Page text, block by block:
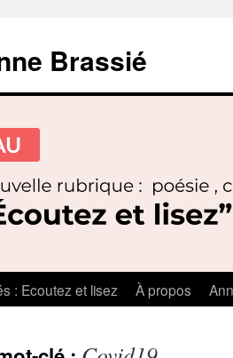
Brassié
: Ecoutez et lisez À propos